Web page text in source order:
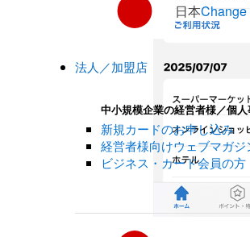
日本
法人／加盟店
中小規模企業の経営者様／個
新規カードのお申し込み
経営者様向けウェブマガ
ビジネス・カード会員の方